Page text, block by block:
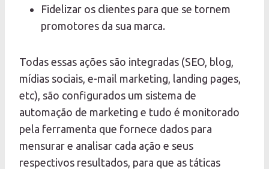
Fidelizar os clientes para que se tornem
promotores da sua marca.
Todas essas ações são integradas (SEO, blog,
mídias sociais, e-mail marketing, landing pages,
etc), são configurados um sistema de
automação de marketing e tudo é monitorado
pela ferramenta que fornece dados para
mensurar e analisar cada ação e seus
respectivos resultados, para que as táticas